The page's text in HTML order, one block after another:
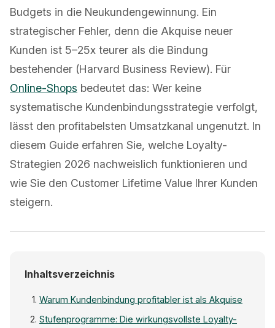
Budgets in die Neukundengewinnung. Ein
strategischer Fehler, denn die Akquise neuer
Kunden ist 5–25x teurer als die Bindung
bestehender (Harvard Business Review). Für
Online-Shops bedeutet das: Wer keine
systematische Kundenbindungsstrategie verfolgt,
lässt den profitabelsten Umsatzkanal ungenutzt. In
diesem Guide erfahren Sie, welche Loyalty-
Strategien 2026 nachweislich funktionieren und
wie Sie den Customer Lifetime Value Ihrer Kunden
steigern.
Inhaltsverzeichnis
Warum Kundenbindung profitabler ist als Akquise
Stufenprogramme: Die wirkungsvollste Loyalty-